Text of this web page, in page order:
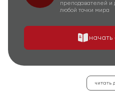
преподавателей и
любой точки мира
начать
читать